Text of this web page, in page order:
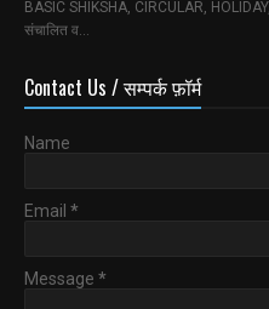
BASIC SHIKSHA, CIRCULAR,
संचालित व…
Contact Us / सम्पर्क फ़ॉर्म
Name
Email *
Message *